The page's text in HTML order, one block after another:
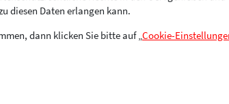
diesen Daten erlangen kann.
dann klicken Sie bitte auf „Cookie-